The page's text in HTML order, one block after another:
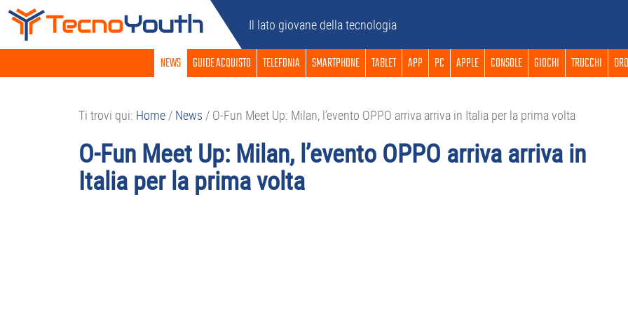
Passa
navigazione
Passa
contenuto
Passa
barra
Passa
piè
Il lato giovane della tecnologia
NEWS GUIDE ACQUISTO TELEFONIA SMARTPHONE TABLET APP PC APPLE CONSOLE GIOCHI TRUCCHI
Ti trovi qui: Home/ News / O-Fun Meet Up: Milan, l’evento OPPO arriva arriva in Italia per la prima volta
O-Fun Meet Up: Milan, l’evento OPPO arriva arriva in
Italia per la prima volta